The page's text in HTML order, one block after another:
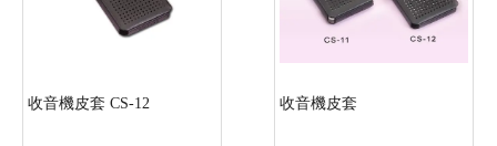
收音機皮套 CS-12 收音機皮套